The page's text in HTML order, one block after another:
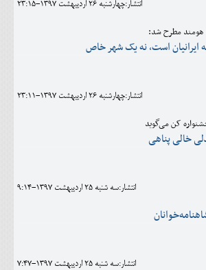
انتشار:چهارشنبه 26 ارديبهشت 1397-23:15
هومند مطرح شد:
ایرانیان است، نه یک شهر خاص
انتشار:چهارشنبه 26 ارديبهشت 1397-23:11
کن می‌گوید
خالی پناهی
انتشار:سه شنبه 25 ارديبهشت 1397-9:14
انتشار:سه شنبه 25 ارديبهشت 1397-7:47